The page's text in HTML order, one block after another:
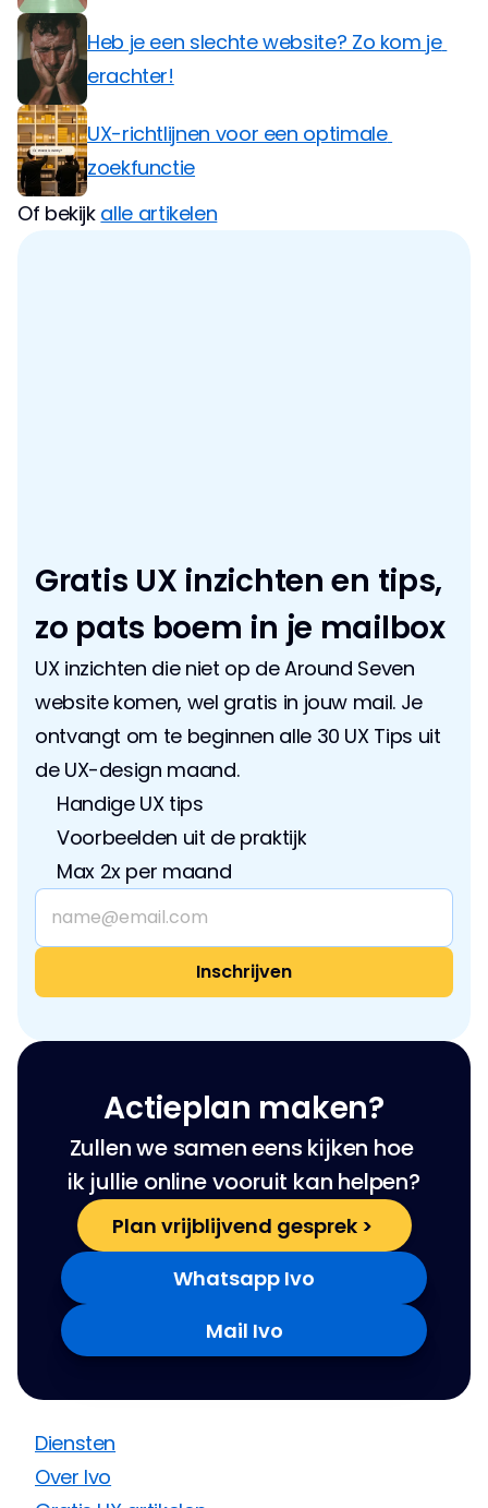
Heb je een slechte website? Zo kom je
erachter!
UX-richtlijnen voor een optimale
zoekfunctie
Of bekijk alle artikelen
Gratis UX inzichten en tips,
zo pats boem in je mailbox
UX inzichten die niet op de Around Seven
website komen, wel gratis in jouw mail. Je
ontvangt om te beginnen alle 30 UX Tips uit
de UX-design maand.
Handige UX tips
Voorbeelden uit de praktijk
Max 2x per maand
Actieplan maken?
Zullen we samen eens kijken hoe
ik jullie online vooruit kan helpen?
Plan vrijblijvend gesprek >
Whatsapp Ivo
Mail Ivo
Diensten
Over Ivo